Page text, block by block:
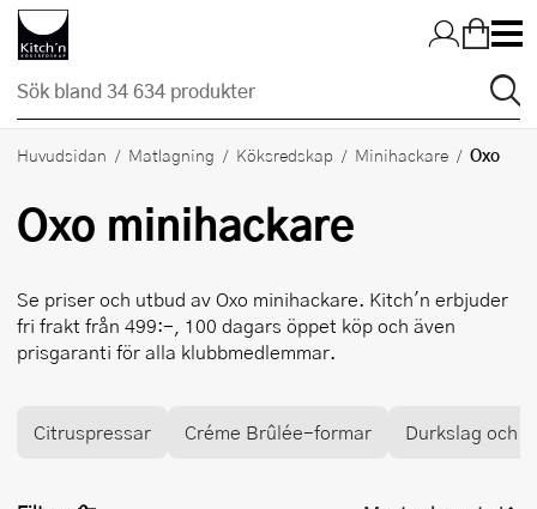
Hopp till huvudinnehållet
Huvudsidan Matlagning Köksredskap Minihackare Oxo
Oxo minihackare
Se priser och utbud avOxo minihackare. Kitch'n erbjuder
fri frakt från 499:-, 100 dagars öppet köp och även
prisgaranti för alla klubbmedlemmar.
Citruspressar Créme Brûlée-formar Durkslag och